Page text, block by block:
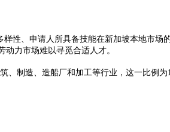
性、申请人所具备技能在新加坡本地市场
动力市场难以寻觅合适人才。​
制造、造船厂和加工等行业，这一比例为